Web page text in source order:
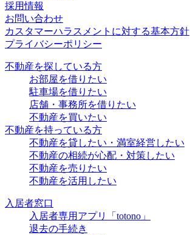
採用情報
お問い合わせ
カスタマーハラスメントに対する基本方針
プライバシーポリシー
不動産を探している方
お部屋を借りたい
駐車場を借りたい
店舗・事務所を借りたい
不動産を買いたい
不動産を持っている方
不動産を貸したい・満室経営したい
不動産の相続が心配・対策したい
不動産を売りたい
不動産を活用したい
入居者窓口
入居者専用アプリ「totono」
退去の手続き